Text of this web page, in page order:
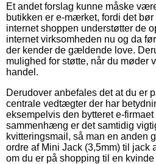
Et andet forslag kunne måske
butikken er e-mærket, fordi det
internet shoppen understøtter de
internet virksomheden nu og da
der kender de gældende love.
mulighed for støtte, når du møder
handel.
Derudover anbefales det at du er
centrale vedtægter der har
eksempelvis den bytteret e-firmaet
sammenhæng er det samtidig
kvitteringsmail, så man en anden
ordre af Mini Jack (3,5mm) til jack
om du er på shopping til en